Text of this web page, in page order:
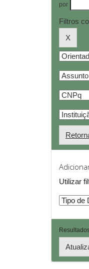
por
Filtros
Utilizar